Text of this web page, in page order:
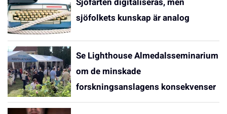
sjöfolkets kunskap är analog
Se Lighthouse Almedalsseminarium
om de minskade
forskningsanslagens konsekvenser